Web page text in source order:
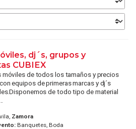
dj´s, grupos y
CUBIEX
móviles de todos los tamaños y precios
equipos de primeras marcas y dj´s
de todo tipo de material
Zamora
Banquetes, Boda